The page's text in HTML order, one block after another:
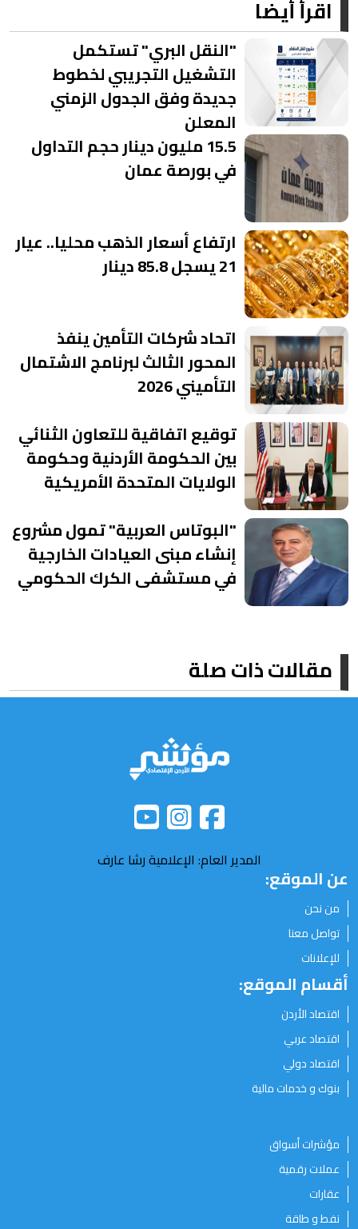
اقرأ أيضا
"النقل البري" تستكمل
التشغيل التجريبي لخطوط
جديدة وفق الجدول الزمني
المعلن
15.5 مليون دينار حجم التداول
في بورصة عمان
ارتفاع أسعار الذهب محليا.. عيار
21 يسجل 85.8 دينار
اتحاد شركات التأمين ينفذ
المحور الثالث لبرنامج الاشتمال
التأميني 2026
توقيع اتفاقية للتعاون الثنائي
بين الحكومة الأردنية وحكومة
الولايات المتحدة الأمريكية
"البوتاس العربية" تمول مشروع
إنشاء مبنى العيادات الخارجية
في مستشفى الكرك الحكومي
مقالات ذات صلة
المدير العام: الإعلامية رشا عارف
عن الموقع:
من نحن
تواصل معنا
للإعلانات
أقسام الموقع:
اقتصاد الأردن
اقتصاد عربي
اقتصاد دولي
بنوك و خدمات مالية
مؤشرات أسواق
عملات رقمية
عقارات
نفط و طاقة